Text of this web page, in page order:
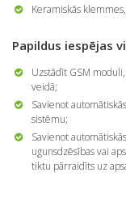
Keramiskās
Papildus iespējas
Uzstādīt GSM
veidā;
Savienot
sistēmu;
Savienot
ugunsdzēsības vai
tiktu pārraidīts uz